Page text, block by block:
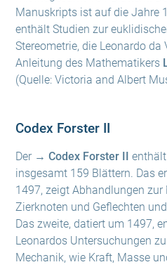
Manuskripts ist auf die Jahre
enthält Studien zur
Stereometrie, die Leonardo
Anleitung des Mathematikers
(Quelle: Victoria and Albert
Codex Forster II
Der → Codex Forster II
insgesamt 159 Blättern. Das
1497, zeigt Abhandlungen
Zierknoten und Geflechten
Das zweite, datiert um 1497,
Leonardos Untersuchungen
Mechanik, wie Kraft, Masse